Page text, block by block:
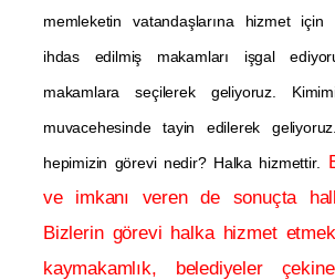
memleketin vatandaşlarına hizmet için
ihdas edilmiş makamları işgal
makamlara seçilerek geliyoruz.
muvacehesinde tayin edilerek
hepimizin görevi nedir? Halka hizmettir.
ve imkanı veren de sonuçta
Bizlerin görevi halka hizmet
kaymakamlık, belediyeler